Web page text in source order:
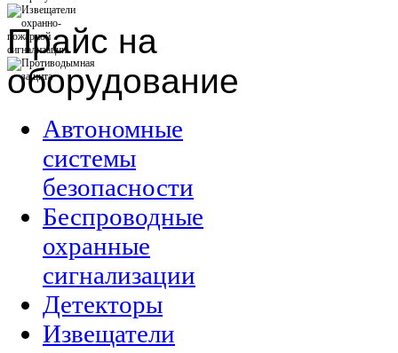
Прайс на
оборудование
Автономные
системы
безопасности
Беспроводные
охранные
сигнализации
Детекторы
Извещатели